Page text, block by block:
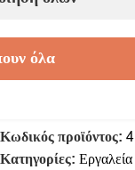
13 People
Κωδικός προϊόντος:
Κατηγορίες: Εργαλεία
όλα